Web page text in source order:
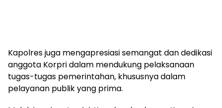
Kapolres juga mengapresiasi semangat dan dedikasi
anggota Korpri dalam mendukung pelaksanaan
tugas-tugas pemerintahan, khususnya dalam
pelayanan publik yang prima.